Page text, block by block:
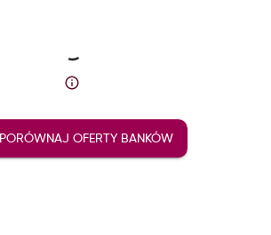
PORÓWNAJ OFERTY BANKÓW